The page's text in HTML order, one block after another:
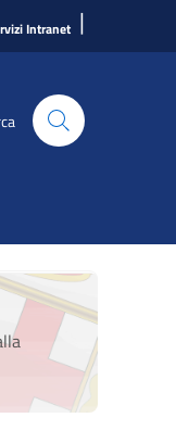
Intranet |